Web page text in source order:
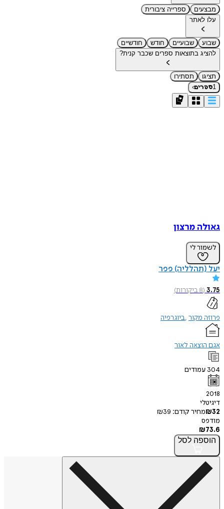
מבצעים
ספרייה ציבורית
עלו לאתר
שבוע שבועיים חודש
חודשיים
להציג בתוצאות ספרים שכבר קנית?
תציגו
תסתירו
1ספרים›
גאולה מרצון
לשמור לי
יעל (תהלליה) פפר
3.75
(
8ביקורות)
פרוזה מקור ביוגרפיה
אגם הוצאה לאור
304 עמודים
2018
דיגיטלי
₪32 מחיר קודם: ₪39
מודפס
₪73.6
הוספה לסל